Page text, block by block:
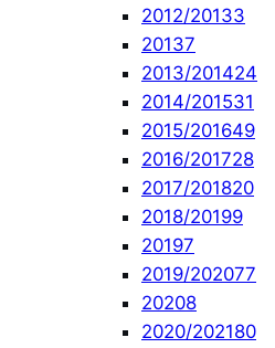
2012/20133
20137
2013/201424
2014/201531
2015/201649
2016/201728
2017/201820
2018/20199
20197
2019/202077
20208
2020/202180